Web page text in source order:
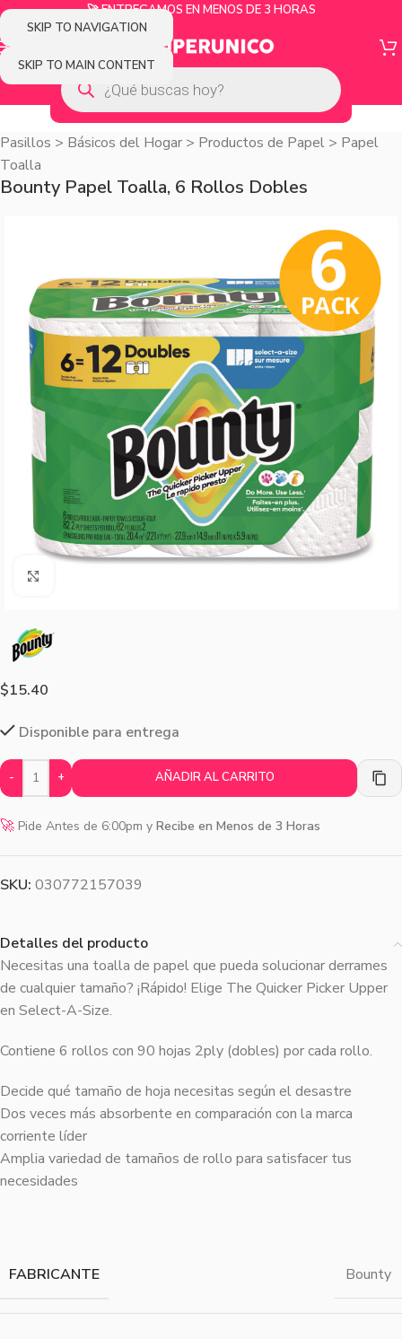
SKIP TO NAVIGATION
SKIP TO MAIN CONTENT
🚀 ENTREGAMOS EN MENOS DE 3 HORAS
Pasillos > Básicos del Hogar > Productos de Papel > Papel
Toalla
Bounty Papel Toalla, 6 Rollos Dobles
$15.40
Disponible para entrega
- + AÑADIR AL CARRITO
🚀 Pide Antes de 6:00pm y Recibe en Menos de 3 Horas
SKU: 030772157039
Detalles del producto
Necesitas una toalla de papel que pueda solucionar derrames
de cualquier tamaño? ¡Rápido! Elige The Quicker Picker Upper
en Select-A-Size.
Contiene 6 rollos con 90 hojas 2ply (dobles) por cada rollo.
Decide qué tamaño de hoja necesitas según el desastre
Dos veces más absorbente en comparación con la marca
corriente líder
Amplia variedad de tamaños de rollo para satisfacer tus
necesidades
FABRICANTE Bounty